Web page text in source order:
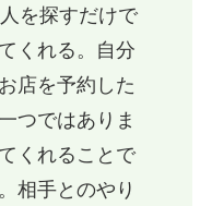
を探すだけで
くれる。自分
店を予約した
つではありま
くれることで
相手とのやり